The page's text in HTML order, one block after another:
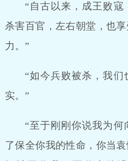
“自古以来，成王败寇
杀害百官，左右朝堂，也
力。”
“如今兵败被杀，我
实。”
“至于刚刚你说我为何
了保全你我的性命，你当